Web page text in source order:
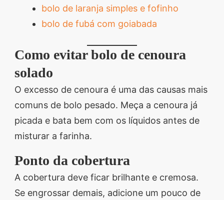
bolo de laranja simples e fofinho
bolo de fubá com goiabada
Como evitar bolo de cenoura
solado
O excesso de cenoura é uma das causas mais
comuns de bolo pesado. Meça a cenoura já
picada e bata bem com os líquidos antes de
misturar a farinha.
Ponto da cobertura
A cobertura deve ficar brilhante e cremosa.
Se engrossar demais, adicione um pouco de